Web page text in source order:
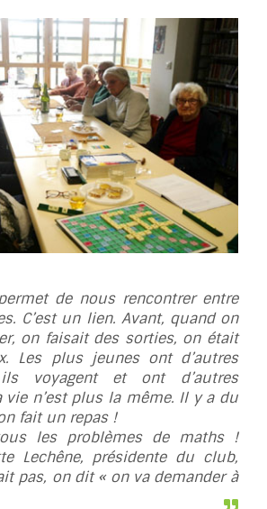
de nous rencontrer entre
C’est un lien. Avant, quand on
on faisait des sorties, on était
Les plus jeunes ont d’autres
ils voyagent et ont d’autres
vie n’est plus la même. Il y a du
fait un repas !
les problèmes de maths !
Lechêne, présidente du club,
pas, on dit « on va demander à